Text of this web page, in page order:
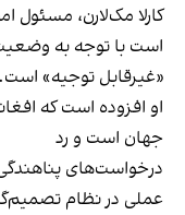
کارلا مک‌لارن، مسئول
است با توجه به
«غیرقابل توجیه» است.
او افزوده است که
جهان است و رد
درخواست‌های
عملی در نظام